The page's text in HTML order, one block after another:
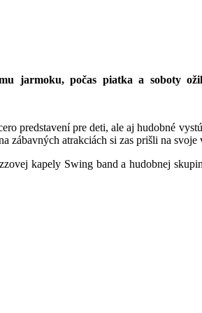
jarmoku, počas piatka a soboty
predstavení pre deti, ale aj hudobné
atrakciách si zas prišli na
kapely Swing band a hudobnej